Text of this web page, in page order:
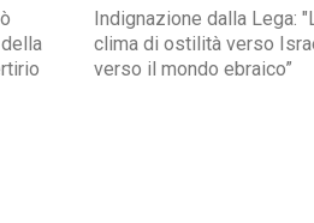
Indignazione dalla Lega:
clima di ostilità verso
verso il mondo ebraico”